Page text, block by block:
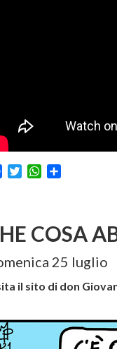
Facebook
TwitterWhatsApp
COSA
25 luglio
il sito di don